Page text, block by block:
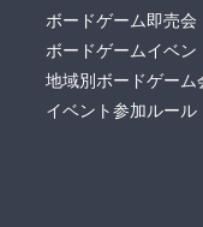
ボードゲーム即売会
ボードゲームイベン
地域別ボードゲーム
イベント参加ルール